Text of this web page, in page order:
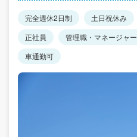
完全週休2日制 土日祝休み
正社員
管理職・マネージャー
車通勤可